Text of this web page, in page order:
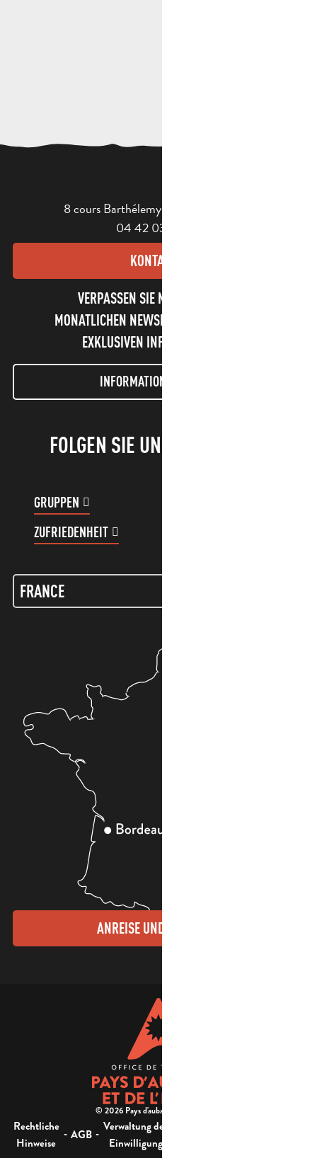
8 cours Barthélemy - 13400 Aubagne
04 42 03 49 98
KONTAKT
VERPASSEN SIE NICHT UNSEREN
MONATLICHEN NEWSLETTER UND UNSERE
EXKLUSIVEN INFORMATIONEN!
INFORMATIONEN LETTER
FOLGEN SIE UNS!
GRUPPEN
ZUFRIEDENHEIT
ANREISE UND KONTAKTE
© 2026 Pays d'aubagne et de l'étoile -
Rechtliche
Hinweise
- AGB - Verwaltung der
Einwilligung